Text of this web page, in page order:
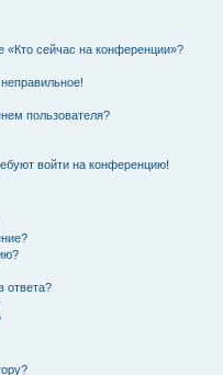
«Кто сейчас на конференции»?
пользователя?
войти на конференцию!
ответа?